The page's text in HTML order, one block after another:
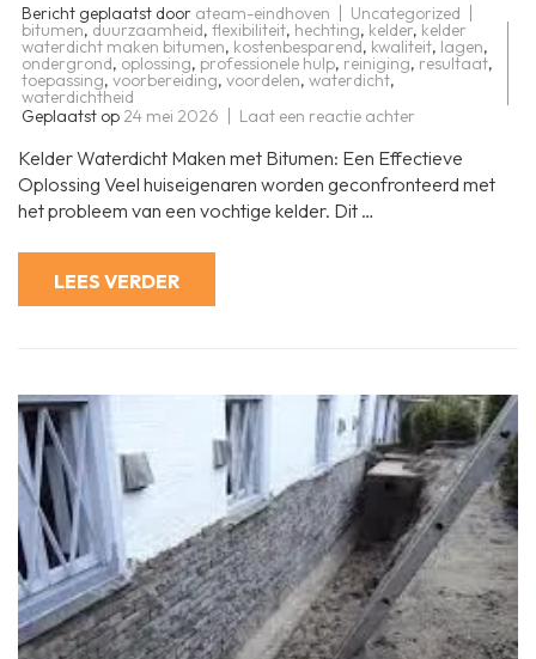
Bericht geplaatst door ateam-eindhoven Uncategorized
bitumen, duurzaamheid, flexibiliteit, hechting, kelder, kelder
waterdicht maken bitumen, kostenbesparend, kwaliteit, lagen,
ondergrond, oplossing, professionele hulp, reiniging, resultaat,
toepassing, voorbereiding, voordelen, waterdicht,
waterdichtheid
Geplaatst op 24 mei 2026 Laat een reactie achter
uw
Kelder
Effectief
Waterdicht
Kelder Waterdicht Maken met Bitumen: Een Effectieve
Oplossing Veel huiseigenaren worden geconfronteerd met
het probleem van een vochtige kelder. Dit …
LEES VERDER